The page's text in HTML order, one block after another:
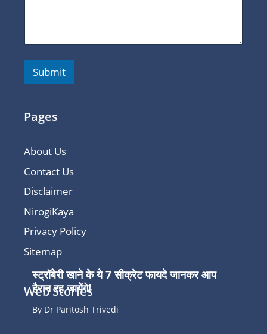
Submit
Pages
About Us
Contact Us
Disclaimer
NirogiKaya
Privacy Policy
Sitemap
Web Stories
स्ट्रॉबेरी खाने के ये 7 सीक्रेट फायदे जानकर आप
हैरान रह जायेंगे!
By Dr Paritosh Trivedi